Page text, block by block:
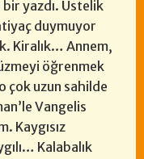
yazdı. Üstelik
duymuyor
Kiralık… Annem,
öğrenmek
çok uzun sahilde
Vangelis
Kaygısız
Kalabalık